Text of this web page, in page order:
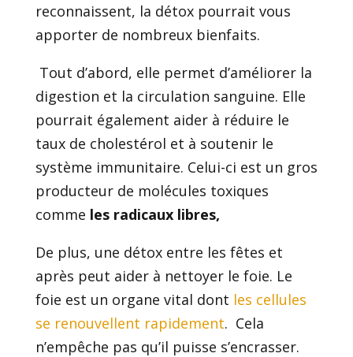
reconnaissent, la détox pourrait vous
apporter de nombreux bienfaits.
Tout d’abord, elle permet d’améliorer la
digestion et la circulation sanguine. Elle
pourrait également aider à réduire le
taux de cholestérol et à soutenir le
système immunitaire. Celui-ci est un gros
producteur de molécules toxiques
comme les radicaux libres,
De plus, une détox entre les fêtes et
après peut aider à nettoyer le foie. Le
foie est un organe vital dont les cellules
se renouvellent rapidement. Cela
n’empêche pas qu’il puisse s’encrasser.